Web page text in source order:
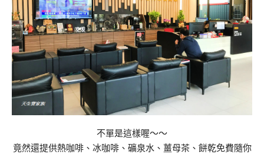
不單是這樣喔～～
竟然還提供熱咖啡、冰咖啡、礦泉水、薑母茶、餅乾免費隨你